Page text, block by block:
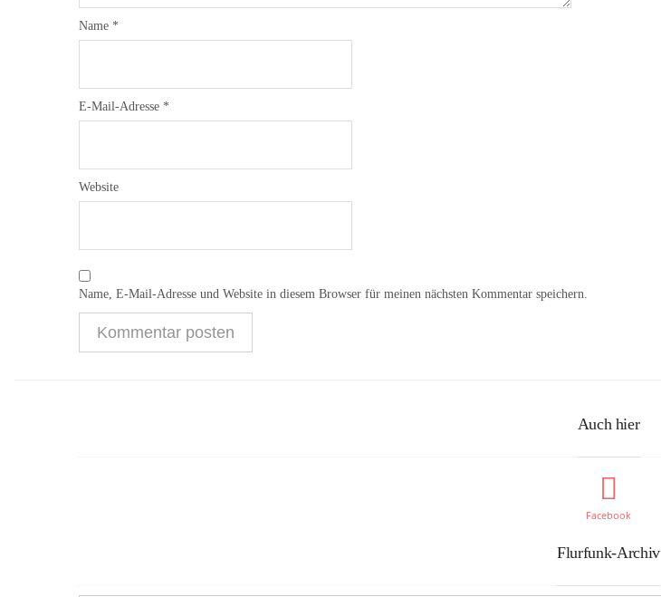
Name *
E-Mail-Adresse *
Website
Name, E-Mail-Adresse und Website in diesem Browser für meinen nächsten Kommentar speichern.
Auch hier
Facebook
Flurfunk-Archiv